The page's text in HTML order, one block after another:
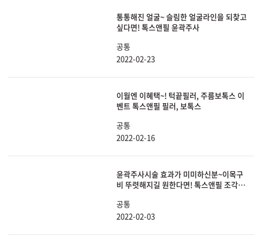
통통해진 얼굴~ 슬림한 얼굴라인을 되찾고
싶다면! 톡스앤필 윤곽주사
공통
2022-02-23
이월엔 이혜택~! 턱끝필러, 주름보톡스 이
벤트 톡스앤필 필러, 보톡스
공통
2022-02-16
윤곽주사시술 효과가 미미하신분~이목구
비 뚜렷해지길 원한다면! 톡스앤필 조각주
공통
2022-02-03